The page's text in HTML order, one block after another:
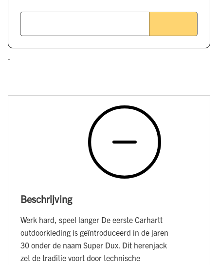
Beschrijving
Werk hard, speel langer De eerste Carhartt
outdoorkleding is geïntroduceerd in de jaren
30 onder de naam Super Dux. Dit herenjack
zet de traditie voort door technische